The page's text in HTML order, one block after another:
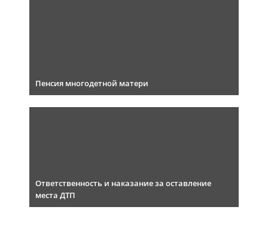
Пенсия многодетной матери
Ответственность и наказание за оставление
места ДТП